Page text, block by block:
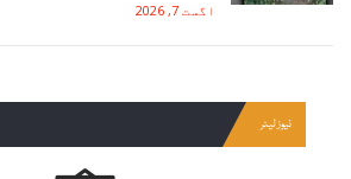
اگست 7, 2026
نیوز لیٹر